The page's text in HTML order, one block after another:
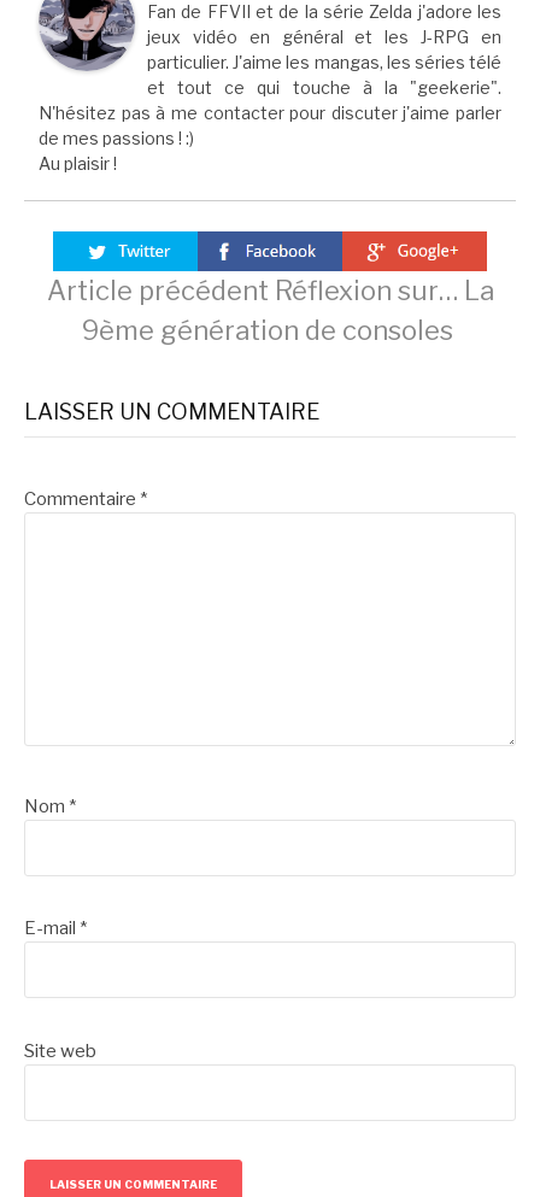
Fan de FFVII et de la série Zelda j'adore les
jeux vidéo en général et les J-RPG en
particulier. J'aime les mangas, les séries télé
et tout ce qui touche à la "geekerie".
N'hésitez pas à me contacter pour discuter j'aime parler
de mes passions ! :)
Au plaisir !
Lire
la
suite
Article précédent Réflexion sur… La
9ème génération de consoles
LAISSER UN COMMENTAIRE
Commentaire *
Nom *
E-mail *
Site web